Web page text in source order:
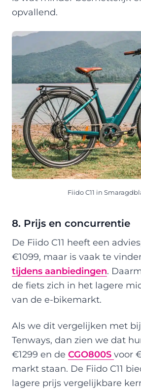
opvallend.
Fiido C11 in
8. Prijs en concurrentie
De Fiido C11 heeft een
€1099, maar is vaak te
tijdens aanbiedingen.
de fiets zich in het lagere
van de e-bikemarkt.
Als we dit vergelijken met
Tenways, dan zien we dat
€1299 en de CGO800S voor
markt staan. De Fiido C11
lagere prijs vergelijkbare